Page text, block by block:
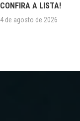
CONFIRA A LISTA!
4 de agosto de 2026